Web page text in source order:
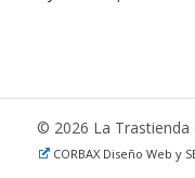
© 2026 La Trastienda
CORBAX Diseño Web y